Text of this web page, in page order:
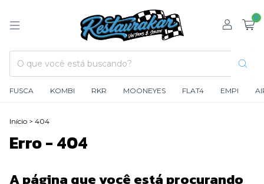
0
FUSCA KOMBI RKR MOONEYES FLAT4 EMPI
Início > 404
Erro - 404
A página que você está procurando